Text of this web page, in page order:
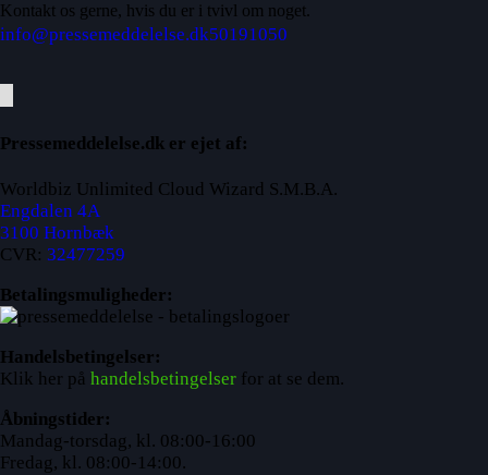
Kontakt os gerne, hvis du er i tvivl om noget.
info@pressemeddelelse.dk50191050
Pressemeddelelse.dk er ejet af:
Worldbiz Unlimited Cloud Wizard S.M.B.A.
Engdalen 4A
3100 Hornbæk
CVR: 32477259
Betalingsmuligheder:
Handelsbetingelser:
Klik her på handelsbetingelser for at se dem.
Åbningstider:
Mandag-torsdag, kl. 08:00-16:00
Fredag, kl. 08:00-14:00.